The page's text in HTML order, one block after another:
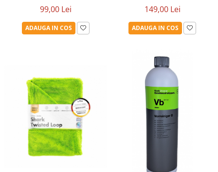
99,00 Lei
ADAUGA IN COS
149,00 Lei
ADAUGA IN COS